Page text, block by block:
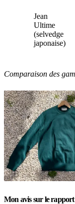
Jean
Ultime
(selvedge
japonaise)
Comparaison des
Mon avis sur le